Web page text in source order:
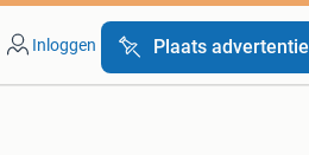
Inloggen Plaats advertentie